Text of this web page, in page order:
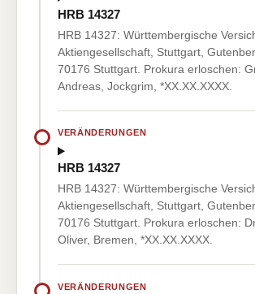
HRB 14327
HRB 14327: Württembergische
Aktiengesellschaft, Stuttgart,
70176 Stuttgart. Prokura erloschen:
Andreas, Jockgrim, *XX.XX.XXXX.
VERÄNDERUNGEN
HRB 14327
HRB 14327: Württembergische
Aktiengesellschaft, Stuttgart,
70176 Stuttgart. Prokura erloschen:
Oliver, Bremen, *XX.XX.XXXX.
VERÄNDERUNGEN